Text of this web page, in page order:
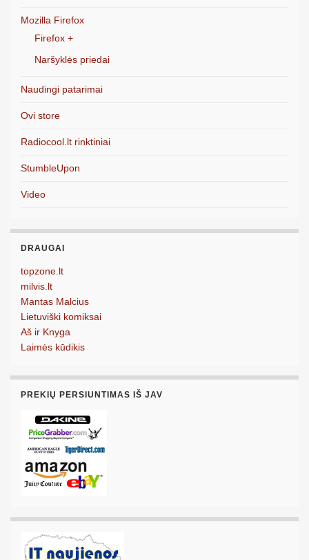
Mozilla Firefox
Firefox +
Naršyklės priedai
Naudingi patarimai
Ovi store
Radiocool.lt rinktiniai
StumbleUpon
Video
DRAUGAI
topzone.lt
milvis.lt
Mantas Malcius
Lietuviški komiksai
Aš ir Knyga
Laimės kūdikis
PREKIŲ PERSIUNTIMAS IŠ JAV